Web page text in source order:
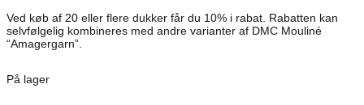
Ved køb af 20 eller flere dukker får du 10% i rabat. Rabatten kan
selvfølgelig kombineres med andre varianter af DMC Mouliné
“Amagergarn”.
På lager